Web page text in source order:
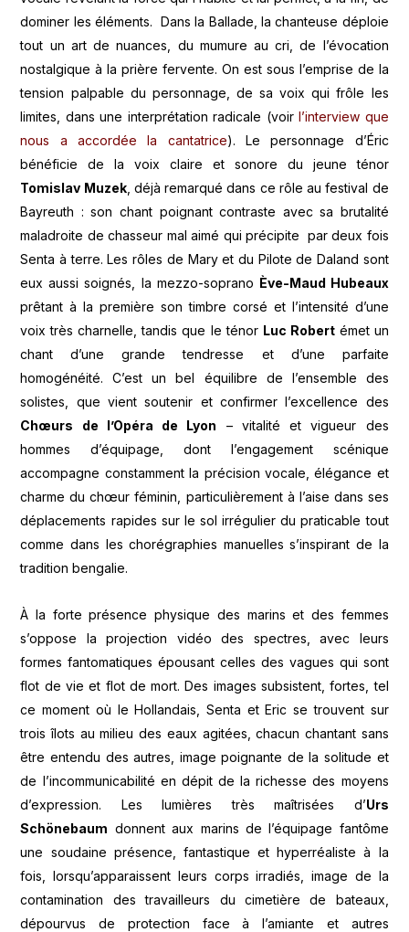
dominer les éléments. Dans la Ballade, la chanteuse déploie
tout un art de nuances, du mumure au cri, de l’évocation
nostalgique à la prière fervente. On est sous l’emprise de la
tension palpable du personnage, de sa voix qui frôle les
limites, dans une interprétation radicale (voirl’interview que
nous a accordée la cantatrice). Le personnage d’Éric
bénéficie de la voix claire et sonore du jeune ténor
Tomislav Muzek, déjà remarqué dans ce rôle au festival de
Bayreuth : son chant poignant contraste avec sa brutalité
maladroite de chasseur mal aimé qui précipite par deux fois
Senta à terre. Les rôles de Mary et du Pilote de Daland sont
eux aussi soignés, la mezzo-soprano Ève-Maud Hubeaux
prêtant à la première son timbre corsé et l’intensité d’une
voix très charnelle, tandis que le ténor Luc Robertémet un
chant d’une grande tendresse et d’une parfaite
homogénéité. C’est un bel équilibre de l’ensemble des
solistes, que vient soutenir et confirmer l’excellence des
Chœurs de l’Opéra de Lyon – vitalité et vigueur des
hommes d’équipage, dont l’engagement scénique
accompagne constamment la précision vocale, élégance et
charme du chœur féminin, particulièrement à l’aise dans ses
déplacements rapides sur le sol irrégulier du praticable tout
comme dans les chorégraphies manuelles s’inspirant de la
tradition bengalie.
À la forte présence physique des marins et des femmes
s’oppose la projection vidéo des spectres, avec leurs
formes fantomatiques épousant celles des vagues qui sont
flot de vie et flot de mort. Des images subsistent, fortes, tel
ce moment où le Hollandais, Senta et Eric se trouvent sur
trois îlots au milieu des eaux agitées, chacun chantant sans
être entendu des autres, image poignante de la solitude et
de l’incommunicabilité en dépit de la richesse des moyens
d’expression. Les lumières très maîtrisées d’Urs
Schönebaum donnent aux marins de l’équipage fantôme
une soudaine présence, fantastique et hyperréaliste à la
fois, lorsqu’apparaissent leurs corps irradiés, image de la
contamination des travailleurs du cimetière de bateaux,
dépourvus de protection face à l’amiante et autres